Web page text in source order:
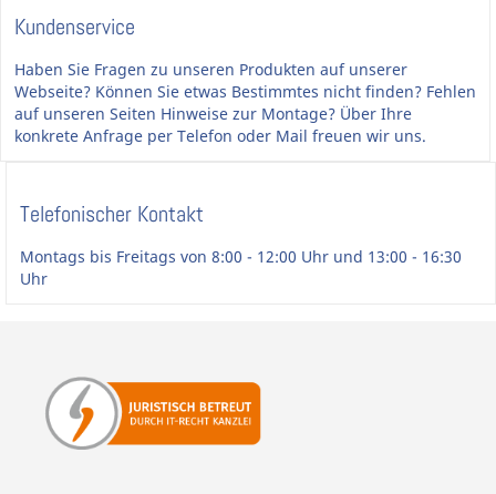
Kundenservice
Haben Sie Fragen zu unseren Produkten auf unserer
Webseite? Können Sie etwas Bestimmtes nicht finden? Fehlen
auf unseren Seiten Hinweise zur Montage? Über Ihre
konkrete Anfrage per Telefon oder Mail freuen wir uns.
Telefonischer Kontakt
Montags bis Freitags von 8:00 - 12:00 Uhr und 13:00 - 16:30
Uhr